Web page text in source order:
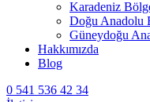
Karadeniz
Doğu Anadolu
Güneydoğu
Hakkımızda
Blog
0 541 536 42 34